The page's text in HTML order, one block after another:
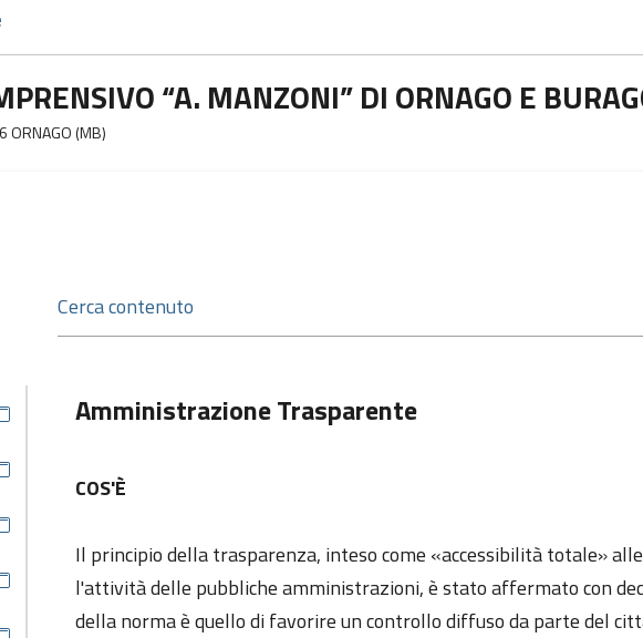
“A. MANZONI” DI ORNAGO E
ORNAGO (MB)
Amministrazione Trasparente
COS'È
Il principio della trasparenza, inteso come «accessibilità totale»
l'attività delle pubbliche amministrazioni, è stato affermato con
della norma è quello di favorire un controllo diffuso da parte del